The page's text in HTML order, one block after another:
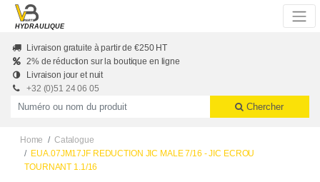
Skip to main content
HYDRAULIQUE
Livraison gratuite à partir de €250 HT
2% de réduction sur la boutique en ligne
Livraison jour et nuit
+32 (0)51 24 06 05
Productnummer of naam
Chercher
Home
Catalogue
EUA.07JM17JF REDUCTION JIC MALE 7/16 - JIC ECROU
TOURNANT 1.1/16